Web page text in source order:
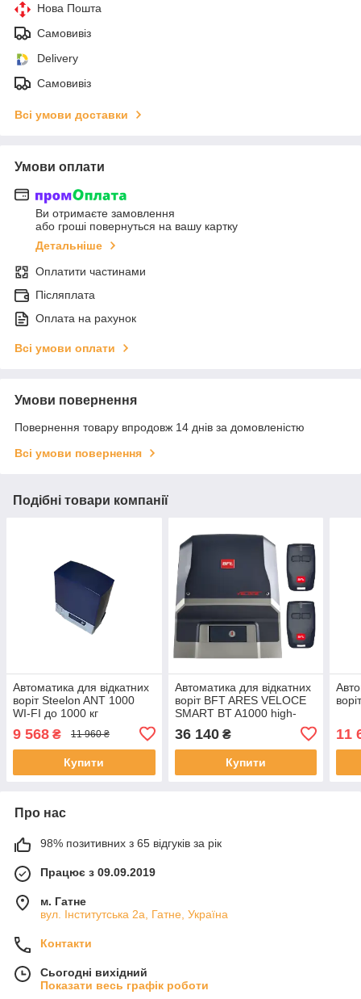
Нова Пошта
Самовивіз
Delivery
Самовивіз
Всі умови доставки
Умови оплати
Ви отримаєте замовлення
або гроші повернуться на вашу картку
Детальніше
Оплатити частинами
Післяплата
Оплата на рахунок
Всі умови оплати
Умови повернення
Повернення товару впродовж 14 днів за домовленістю
Всі умови повернення
Подібні товари компанії
Автоматика для відкатних
воріт Steelon ANT 1000
WI-FI до 1000 кг
9 568 ₴ 11 960 ₴
Купити
Автоматика для відкатних
воріт BFT ARES VELOCE
SMART BT A1000 high-
36 140₴
Купити
11
Про нас
98% позитивних з 65 відгуків за рік
Працює з 09.09.2019
м. Гатне
вул. Інститутська 2а, Гатне, Україна
Контакти
Сьогодні вихідний
Показати весь графік роботи